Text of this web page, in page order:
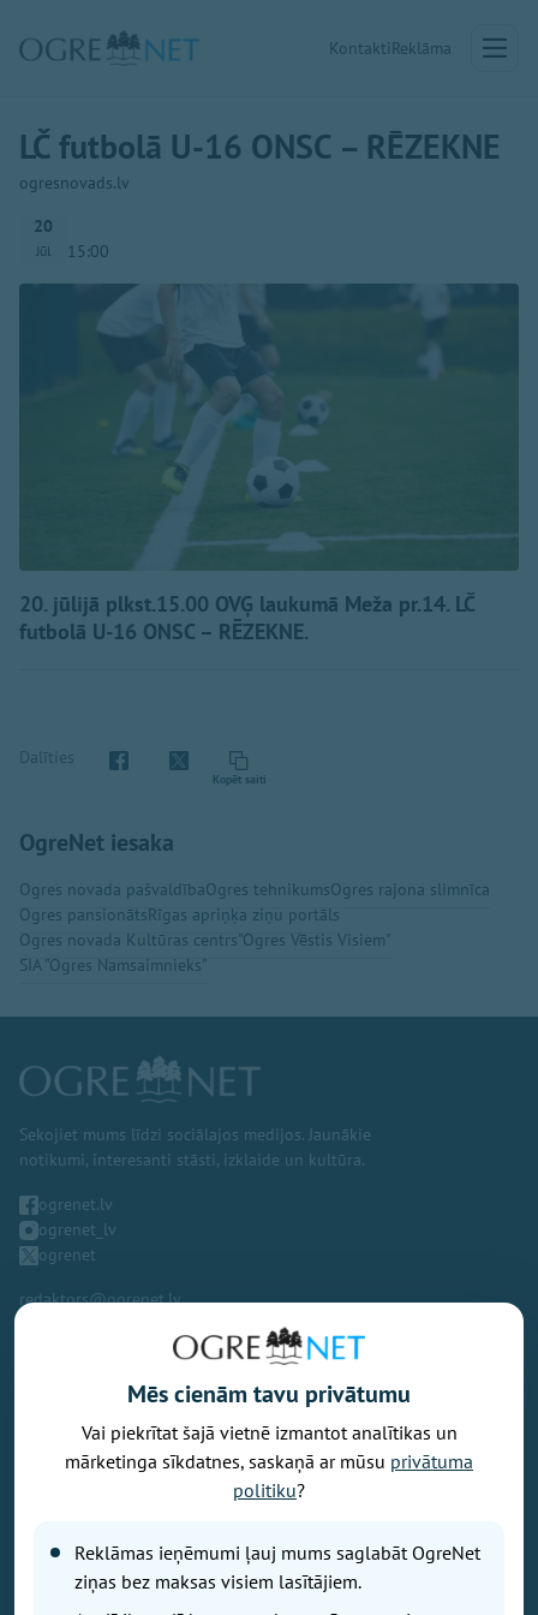
KontaktiReklāma
LČ futbolā U-16 ONSC – RĒZEKNE
ogresnovads.lv
20
Jūl 15:00
20. jūlijā plkst.15.00 OVĢ laukumā Meža pr.14. LČ
futbolā U-16 ONSC – RĒZEKNE.
Dalīties
Kopēt saiti
OgreNet iesaka
Ogres novada pašvaldībaOgres tehnikumsOgres rajona slimnīca
Ogres pansionātsRīgas apriņķa ziņu portāls
Ogres novada Kultūras centrs"Ogres Vēstis Visiem"
SIA "Ogres Namsaimnieks"
Sekojiet mums līdzi sociālajos medijos. Jaunākie
notikumi, interesanti stāsti, izklaide un kultūra.
ogrenet.lv
ogrenet_lv
ogrenet
redaktors@ogrenet.lv
Vēlaties izteikt savu viedokli par portālu? Pamanījāt kļūdu? Ir
problēma, ko vēlaties apspriest publiski? Vēlaties iesūtīt rakstu par
Jums aktuālu tēmu? Varbūt Jums vajadzīgs padoms? Rakstiet uz
Izdevējs: SIA "Ogres Balss".
Mēs cienām tavu privātumu
Vai piekrītat šajā vietnē izmantot analītikas un
mārketinga sīkdatnes, saskaņā ar mūsu privātuma
politiku?
Reklāmas ieņēmumi ļauj mums saglabāt OgreNet
ziņas bez maksas visiem lasītājiem.